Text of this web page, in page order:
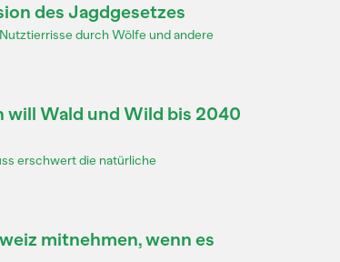
des Jagdgesetzes
durch Wölfe und andere
will Wald und Wild bis 2040
erschwert die natürliche
mitnehmen, wenn es